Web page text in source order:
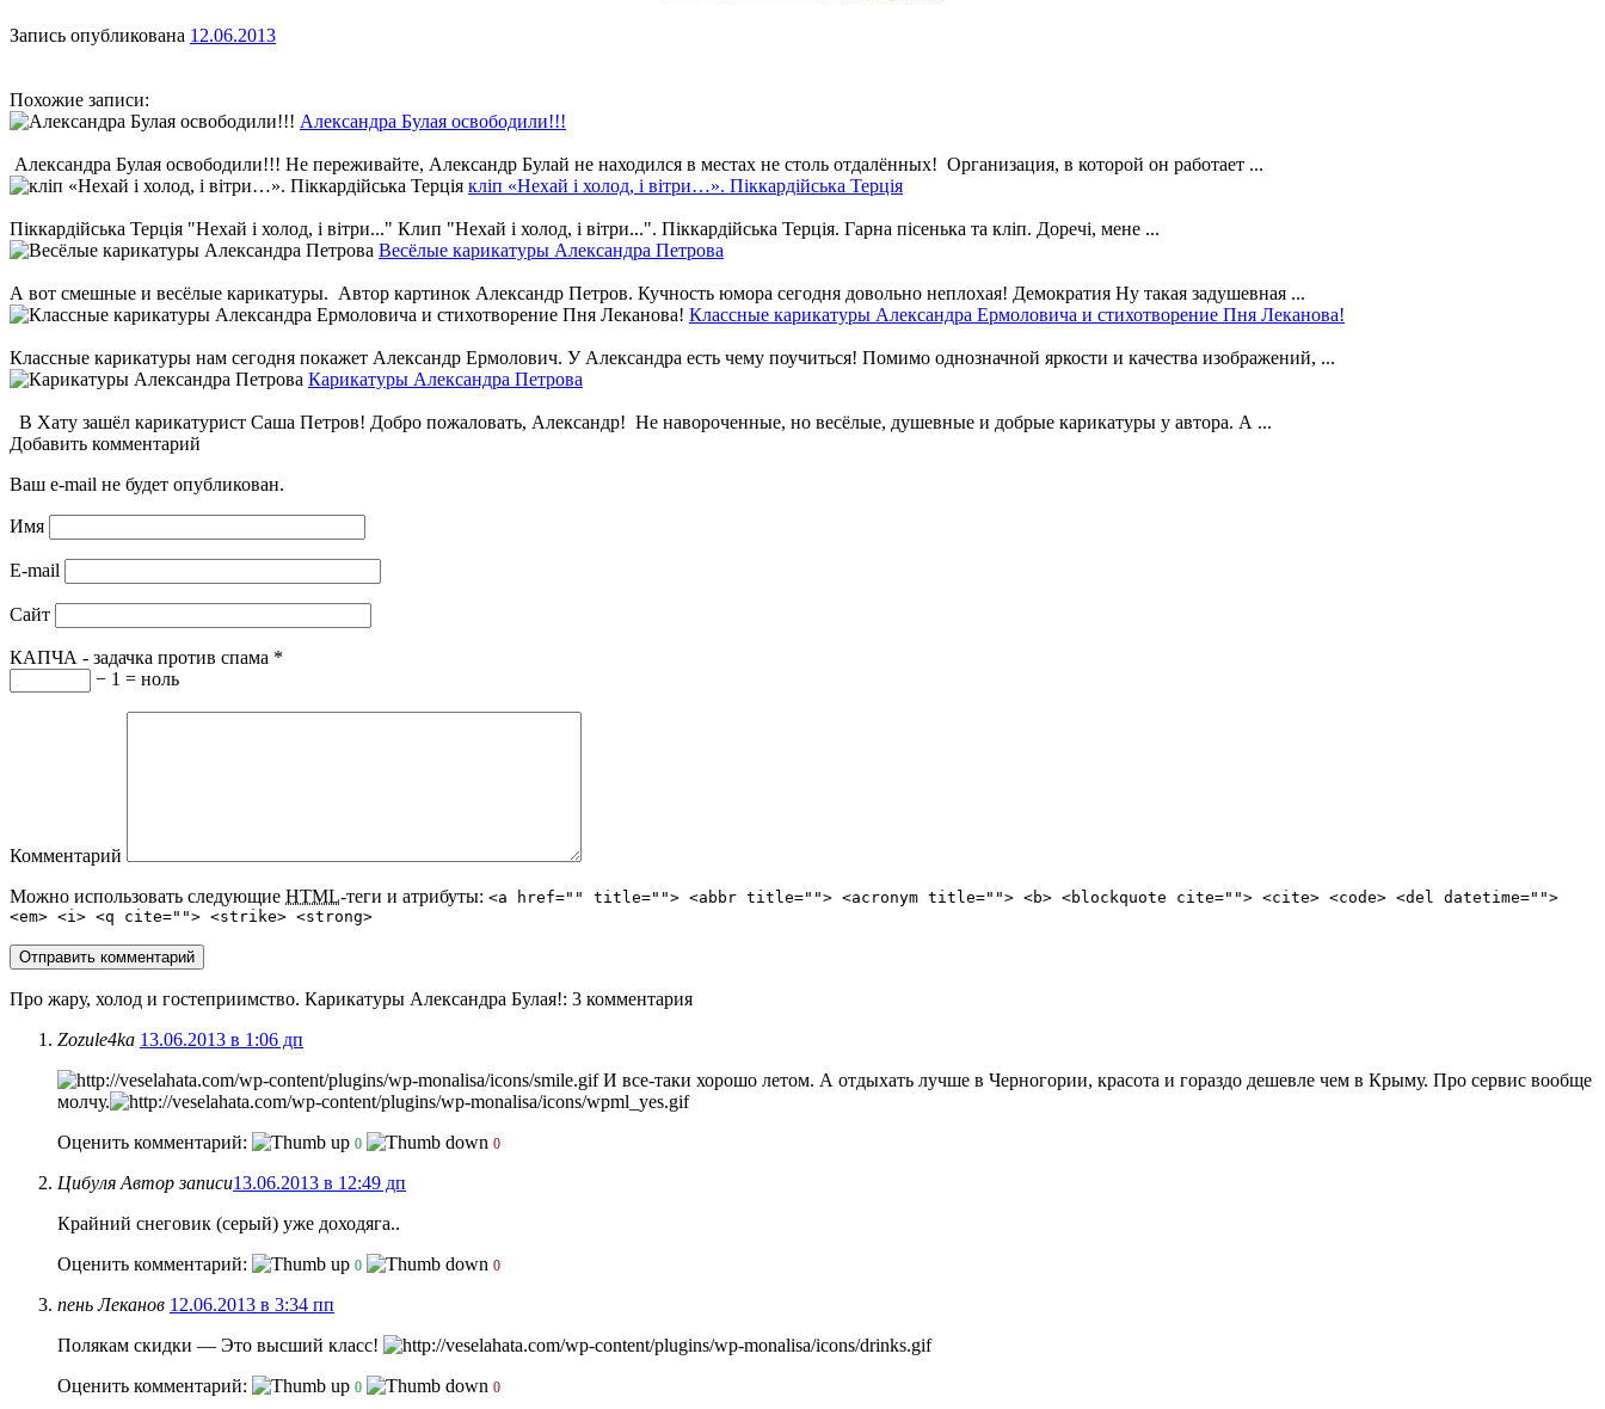
Запись опубликована 12.06.2013
Похожие записи:
Александра Булая освободили!!!
Александра Булая освободили!!! Не переживайте, Александр Булай не находился в местах не столь отдалённых! Организация, в которой он работает ...
кліп «Нехай і холод, і вітри…». Піккардійська Терція
Піккардійська Терція "Нехай і холод, і вітри..." Клип "Нехай і холод, і вітри...". Піккардійська Терція. Гарна пісенька та кліп. Доречі, мене ...
Весёлые карикатуры Александра Петрова
А вот смешные и весёлые карикатуры. Автор картинок Александр Петров. Кучность юмора сегодня довольно неплохая! Демократия Ну такая задушевная ...
Классные карикатуры Александра Ермоловича и стихотворение Пня Леканова!
Классные карикатуры нам сегодня покажет Александр Ермолович. У Александра есть чему поучиться! Помимо однозначной яркости и качества изображений, ...
Карикатуры Александра Петрова
В Хату зашёл карикатурист Саша Петров! Добро пожаловать, Александр! Не навороченные, но весёлые, душевные и добрые карикатуры у автора. А ...
Добавить комментарий
Ваш e-mail не будет опубликован.
Имя
E-mail
Сайт
КАПЧА - задачка против спама *
− 1 = ноль
Комментарий
Можно использовать следующие HTML-теги и атрибуты: <a href="" title=""> <abbr title=""> <acronym title=""> <b> <blockquote cite=""> <cite> <code> <del datetime="">
<em> <i> <q cite=""> <strike> <strong>
Про жару, холод и гостеприимство. Карикатуры Александра Булая!: 3 комментария
Zozule4ka 13.06.2013 в 1:06 дп
И все-таки хорошо летом. А отдыхать лучше в Черногории, красота и гораздо дешевле чем в Крыму. Про сервис вообще
молчу.
Оценить комментарий:
0 0
Цибуля Автор записи13.06.2013 в 12:49 дп
Крайний снеговик (серый) уже доходяга..
Оценить комментарий:
0 0
пень Леканов 12.06.2013 в 3:34 пп
Полякам скидки — Это высший класс!
Оценить комментарий:
0 0